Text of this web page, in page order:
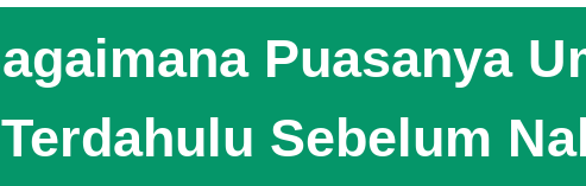
Puasanya
Terdahulu Sebelum